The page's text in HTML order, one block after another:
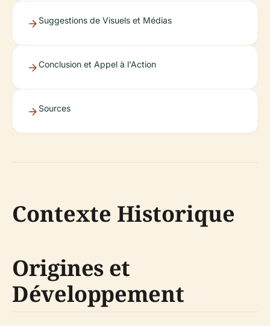
Suggestions de Visuels et Médias
Conclusion et Appel à l'Action
Sources
Contexte Historique
Origines et
Développement